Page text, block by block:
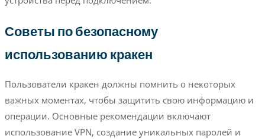
Советы по безопасному
использованию кракен
Пользователи кракен должны помнить о некоторых
важных моментах, чтобы защитить свою информацию и
операции. Основные рекомендации включают
использование VPN, создание уникальных паролей и